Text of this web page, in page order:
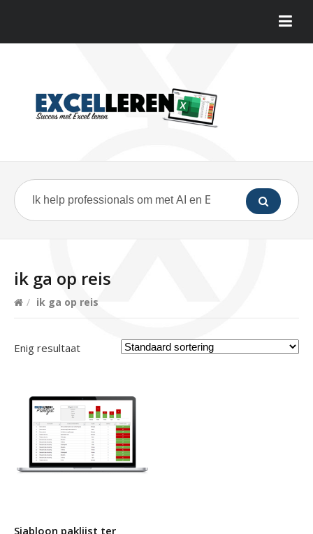
ik ga op reis
/ ik ga op reis
Enig resultaat
Sjabloon paklijst ter